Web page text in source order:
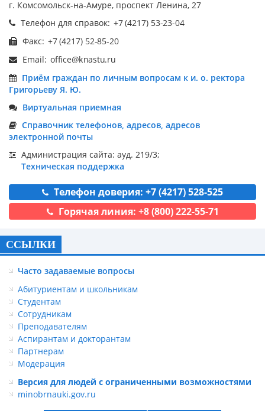
г. Комсомольск-на-Амуре, проспект Ленина, 27
Телефон для справок:
Факс:
Email:
Приём граждан по личным вопросам к и. о. ректора
Григорьеву Я. Ю.
Виртуальная приемная
Справочник телефонов, адресов, адресов
электронной почты
Администрация сайта: ауд. 219/3;
Техническая поддержка
Телефон доверия: +7 (4217) 528-525
Горячая линия: +8 (800) 222-55-71
ССЫЛКИ
Часто задаваемые вопросы
Абитуриентам и школьникам
Студентам
Сотрудникам
Преподавателям
Аспирантам и докторантам
Партнерам
Модерация
Версия для людей с ограниченными возможностями
minobrnauki.gov.ru